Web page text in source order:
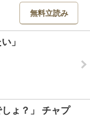
無料立読み
」
ょ？」 チャプ